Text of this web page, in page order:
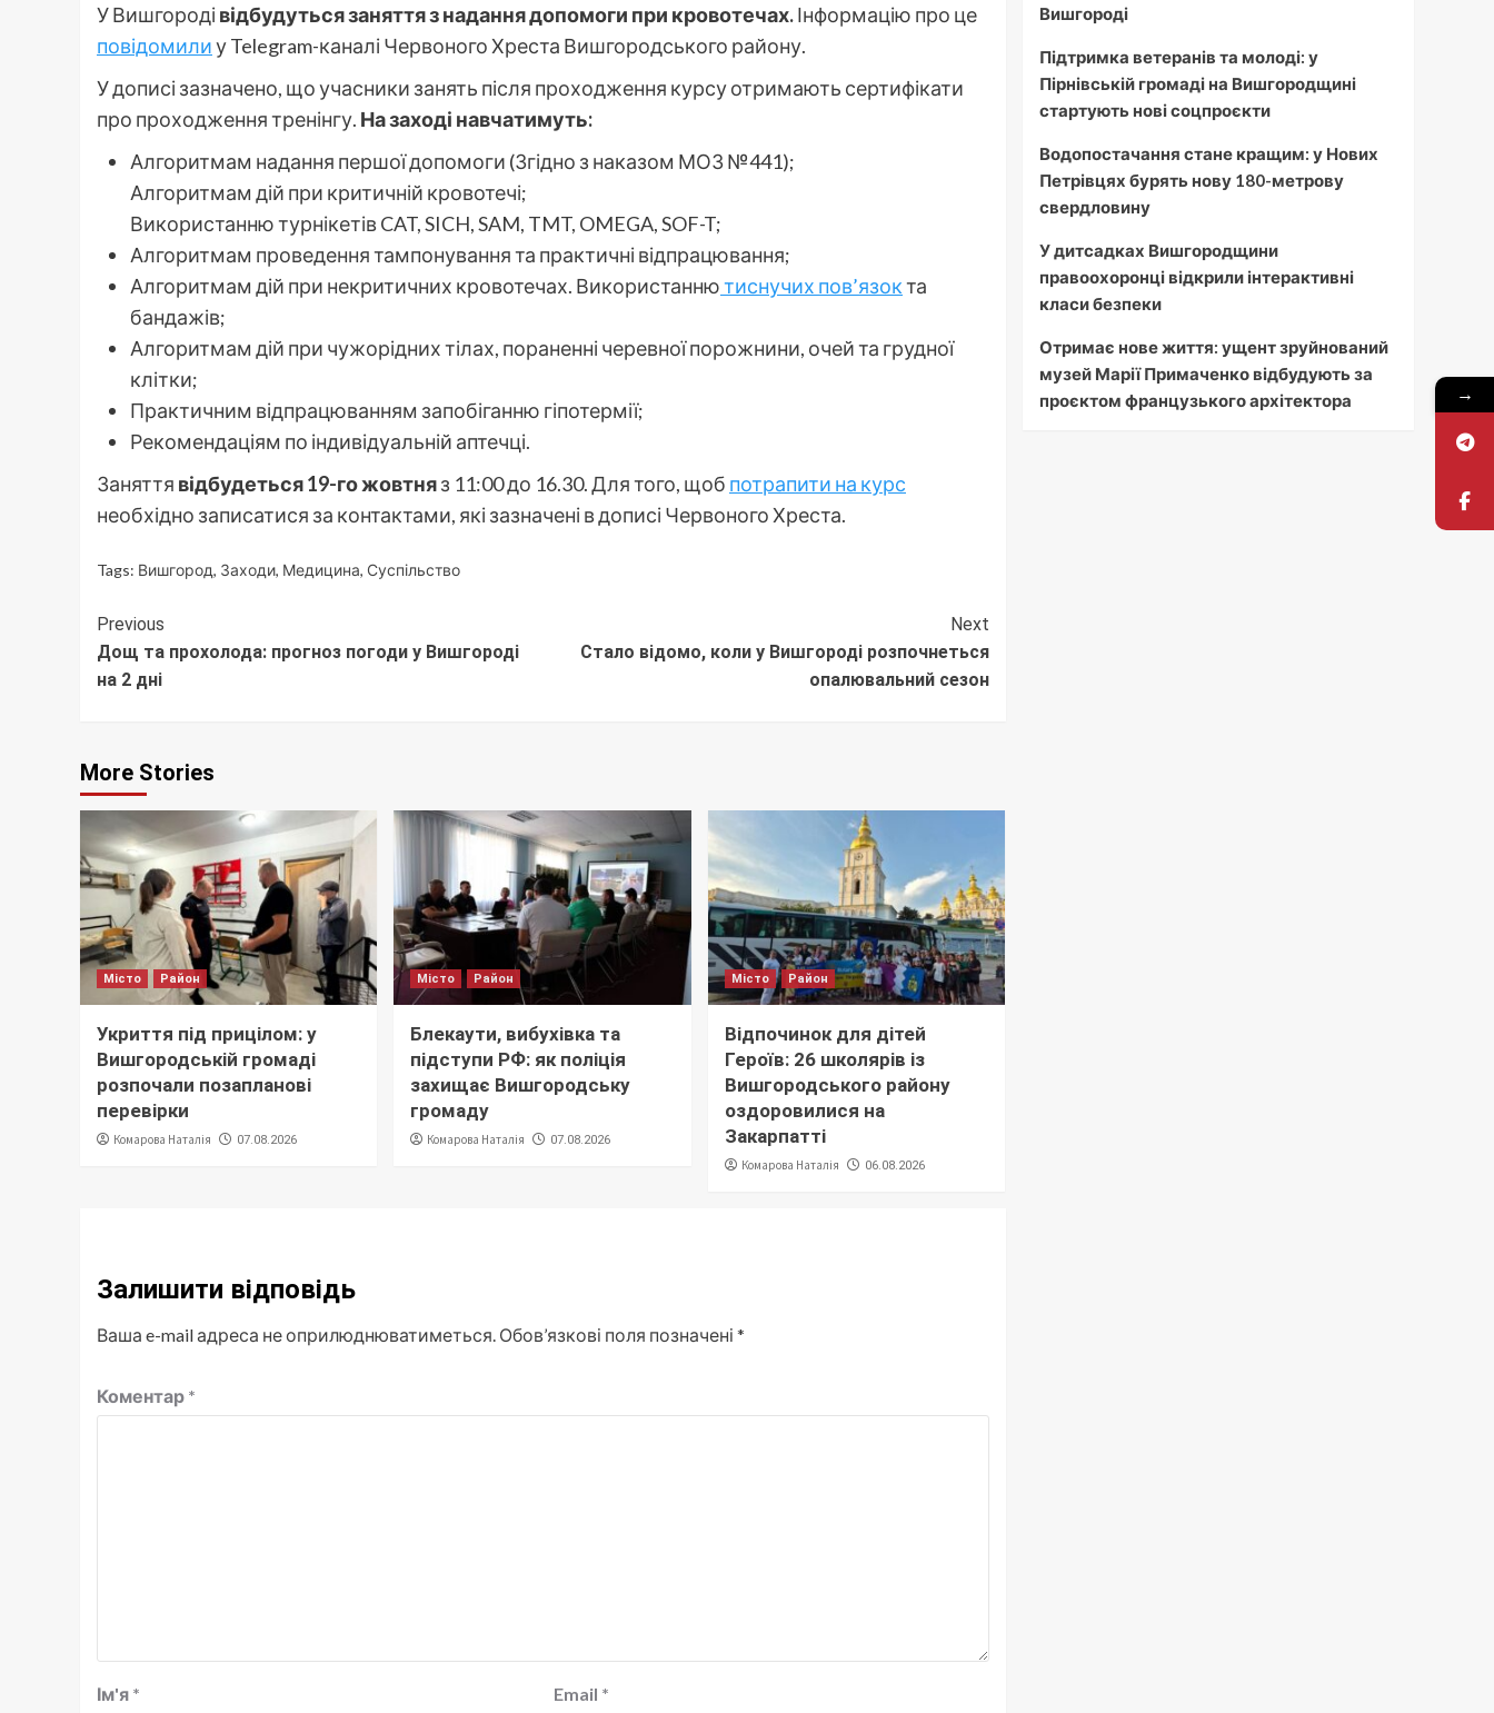
У Вишгороді відбудуться заняття з надання допомоги при кровотечах.Інформацію про це
повідомилиу Telegram-каналі Червоного Хреста Вишгородського району.
У дописі зазначено, що учасники занять після проходження курсу отримають сертифікати
про проходження тренінгу. На заході навчатимуть:
Алгоритмам надання першої допомоги (Згідно з наказом МОЗ №441);
Алгоритмам дій при критичній кровотечі;
Використанню турнікетів CAT, SICH, SAM, TMT, OMEGA, SOF-T;
Алгоритмам проведення тампонування та практичні відпрацювання;
Алгоритмам дій при некритичних кровотечах. Використаннютиснучих пов’язокта
бандажів;
Алгоритмам дій при чужорідних тілах, пораненні черевної порожнини, очей та грудної
клітки;
Практичним відпрацюванням запобіганню гіпотермії;
Рекомендаціям по індивідуальній аптечці.
Заняття відбудеться 19-го жовтняз 11:00 до 16.30. Для того, щоб потрапити на курс
необхідно записатися за контактами, які зазначені в дописі Червоного Хреста.
Tags: Вишгород, Заходи, Медицина, Суспільство
Continue
Reading
Previous
Дощ та прохолода: прогноз погоди у Вишгороді
на 2 дні
Next
Стало відомо, коли у Вишгороді розпочнеться
опалювальний сезон
More Stories
Місто Район
Укриття під прицілом: у
Вишгородській громаді
розпочали позапланові
перевірки
Комарова Наталія 07.08.2026
Місто Район
Блекаути, вибухівка та
підступи РФ: як поліція
захищає Вишгородську
громаду
Комарова Наталія 07.08.2026
Місто Район
Відпочинок для дітей
Героїв: 26 школярів із
Вишгородського району
оздоровилися на
Закарпатті
Комарова Наталія 06.08.2026
Залишити відповідь
Ваша e-mail адреса не оприлюднюватиметься. Обов’язкові поля позначені *
Коментар *
Ім'я * Email *
Вишгороді
Підтримка ветеранів та молоді: у
Пірнівській громаді на Вишгородщині
стартують нові соцпроєкти
Водопостачання стане кращим: у Нових
Петрівцях бурять нову 180-метрову
свердловину
У дитсадках Вишгородщини
правоохоронці відкрили інтерактивні
класи безпеки
Отримає нове життя: ущент зруйнований
музей Марії Примаченко відбудують за
проєктом французького архітектора
→